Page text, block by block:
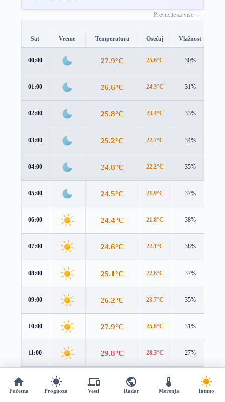
Prevucite za više →
Sat Vreme Temperatura Osećaj Vlažnost
00:00 27.9°C 25.6°C 30%
01:00 26.6°C 24.3°C 31%
02:00 25.8°C 23.4°C 33%
03:00 25.2°C 22.7°C 34%
04:00 24.8°C 22.2°C 35%
05:00 24.5°C 21.9°C 37%
06:00 24.4°C 21.8°C 38%
07:00 24.6°C 22.1°C 38%
08:00 25.1°C 22.6°C 37%
09:00 26.2°C 23.7°C 35%
10:00 27.9°C 25.6°C 31%
11:00 29.8°C 28.3°C 27%
Početna Prognoza Vesti Radar Merenja Tamno